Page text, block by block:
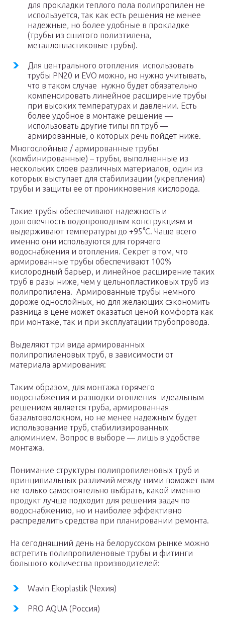
для прокладки теплого пола полипропилен не
используется, так как есть решения не менее
надежные, но более удобные в прокладке
(трубы из сшитого полиэтилена,
металлопластиковые трубы).
Для центрального отопления использовать
трубы PN20 и EVO можно, но нужно учитывать,
что в таком случае нужно будет обязательно
компенсировать линейное расширение трубы
при высоких температурах и давлении. Есть
более удобное в монтаже решение —
использовать другие типы пп труб —
армированные, о которых речь пойдет ниже.
Многослойные / армированные трубы
(комбинированные) – трубы, выполненные из
нескольких слоев различных материалов, один из
которых выступает для стабилизации (укрепления)
трубы и защиты ее от проникновения кислорода.
Такие трубы обеспечивают надежность и
долговечность водопроводным конструкциям и
выдерживают температуры до +95°С. Чаще всего
именно они используются для горячего
водоснабжения и отопления. Секрет в том, что
армированные трубы обеспечивают 100%
кислородный барьер, и линейное расширение таких
труб в разы ниже, чем у цельнопластиковых труб из
полипропилена. Армированные трубы немного
дороже однослойных, но для желающих сэкономить
разница в цене может оказаться ценой комфорта как
при монтаже, так и при эксплуатации трубопровода.
Выделяют три вида армированных
полипропиленовых труб, в зависимости от
материала армирования:
Таким образом, для монтажа горячего
водоснабжения и разводки отопления идеальным
решением является труба, армированная
базальтоволокном, но не менее надежным будет
использование труб, стабилизированных
алюминием. Вопрос в выборе — лишь в удобстве
монтажа.
Понимание структуры полипропиленовых труб и
принципиальных различий между ними поможет вам
не только самостоятельно выбрать, какой именно
продукт лучше подходит для решения задач по
водоснабжению, но и наиболее эффективно
распределить средства при планировании ремонта.
На сегодняшний день на белорусском рынке можно
встретить полипропиленовые трубы и фитинги
большого количества производителей:
Wavin Ekoplastik (Чехия)
PRO AQUA (Россия)